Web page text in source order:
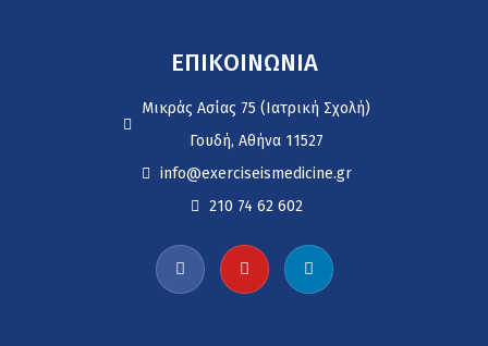
ΕΠΙΚΟΙΝΩΝΙΑ
Μικράς Ασίας 75 (Ιατρική Σχολή)
Γουδή, Αθήνα 11527
info@exerciseismedicine.gr
210 74 62 602